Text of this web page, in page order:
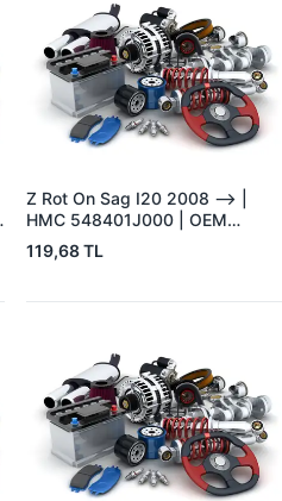
Z Rot On Sag I20 2008 --> |
HMC 548401J000 | OEM
548401J000
119,68 TL